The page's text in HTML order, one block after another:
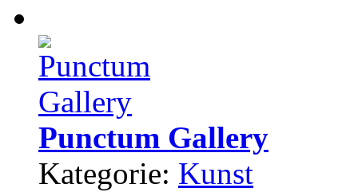
Punctum Gallery
Kategorie: Kunst